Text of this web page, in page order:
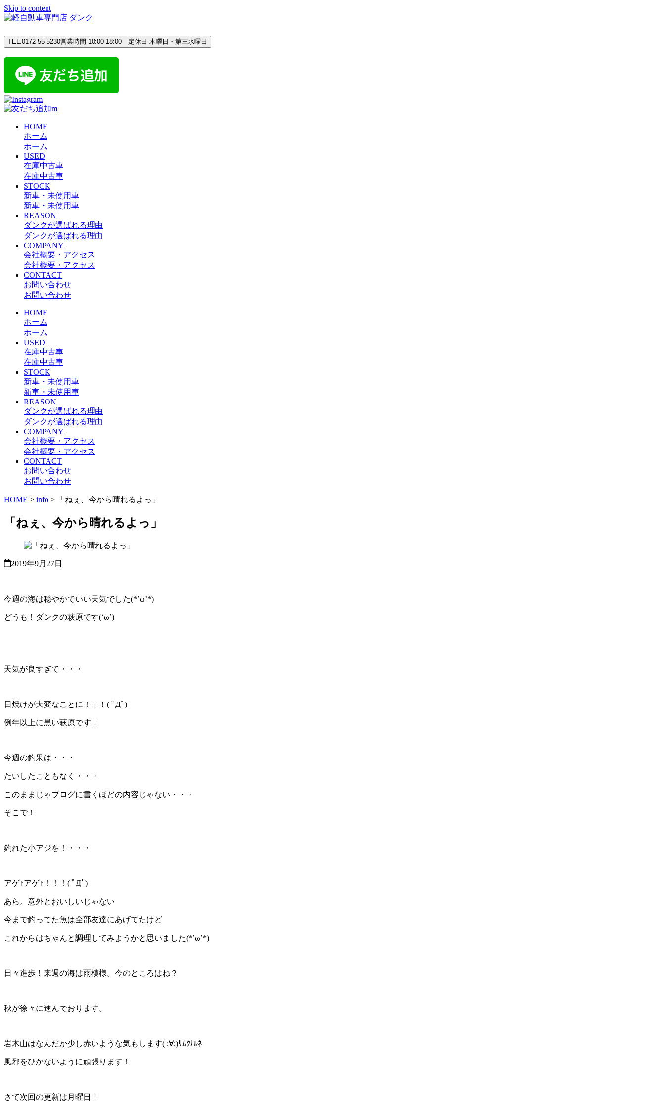
Skip to content
TEL.0172-55-5230営業時間 10:00-18:00 定休日 木曜日・第三水曜日
HOME
ホーム
ホーム
USED
在庫中古車
在庫中古車
STOCK
新車・未使用車
新車・未使用車
REASON
ダンクが選ばれる理由
ダンクが選ばれる理由
COMPANY
会社概要・アクセス
会社概要・アクセス
CONTACT
お問い合わせ
お問い合わせ
HOME
ホーム
ホーム
USED
在庫中古車
在庫中古車
STOCK
新車・未使用車
新車・未使用車
REASON
ダンクが選ばれる理由
ダンクが選ばれる理由
COMPANY
会社概要・アクセス
会社概要・アクセス
CONTACT
お問い合わせ
お問い合わせ
HOME > info > 「ねぇ、今から晴れるよっ」
「ねぇ、今から晴れるよっ」
2019年9月27日
今週の海は穏やかでいい天気でした(*’ω’*)
どうも！ダンクの萩原です(‘ω’)
天気が良すぎて・・・
日焼けが大変なことに！！！( ﾟДﾟ)
例年以上に黒い萩原です！
今週の釣果は・・・
たいしたこともなく・・・
このままじゃブログに書くほどの内容じゃない・・・
そこで！
釣れた小アジを！・・・
アゲ↑アゲ↑！！！( ﾟДﾟ)
あら。意外とおいしいじゃない
今まで釣ってた魚は全部友達にあげてたけど
これからはちゃんと調理してみようかと思いました(*’ω’*)
日々進歩！来週の海は雨模様。今のところはね？
秋が徐々に進んでおります。
岩木山はなんだか少し赤いような気もします( ;∀;)ｻﾑｸﾅﾙﾈｰ
風邪をひかないように頑張ります！
さて次回の更新は月曜日！